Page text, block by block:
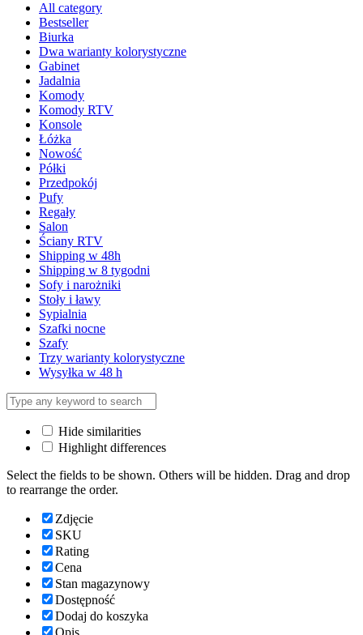
All category
Bestseller
Biurka
Dwa warianty kolorystyczne
Gabinet
Jadalnia
Komody
Komody RTV
Konsole
Łóżka
Nowość
Półki
Przedpokój
Pufy
Regały
Salon
Ściany RTV
Shipping w 48h
Shipping w 8 tygodni
Sofy i narożniki
Stoły i ławy
Sypialnia
Szafki nocne
Szafy
Trzy warianty kolorystyczne
Wysyłka w 48 h
Hide similarities
Highlight differences
Select the fields to be shown. Others will be hidden. Drag and drop
to rearrange the order.
Zdjęcie
SKU
Rating
Cena
Stan magazynowy
Dostępność
Dodaj do koszyka